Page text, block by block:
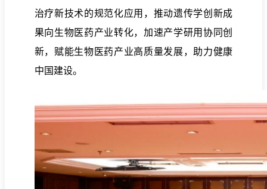
治疗新技术的规范化应用，推动遗传学创新成
果向生物医药产业转化，加速产学研用协同创
新，赋能生物医药产业高质量发展，助力健康
中国建设。